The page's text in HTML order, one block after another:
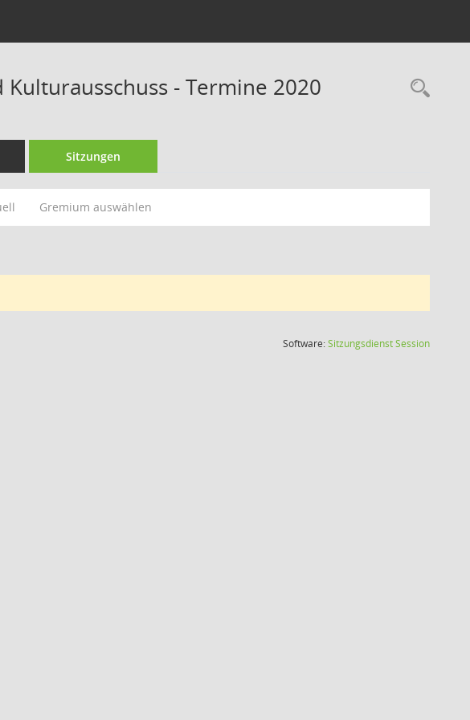
- Termine 2020
Sitzungen
Gremium auswählen
Software:SitzungsdienstSession(Wird in